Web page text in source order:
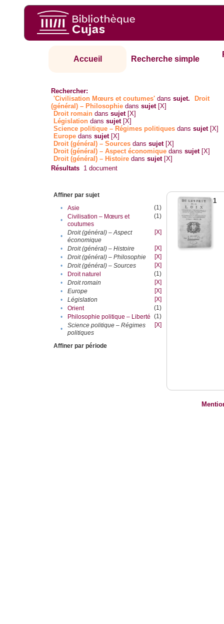
Accueil Recherche simple
Rechercher:
'Civilisation Mœurs et coutumes' danssujet.
Droit
(général) – Philosophie danssujet [X]
Droit romain danssujet [X]
Législation danssujet [X]
Science politique – Régimes politiques danssujet [X]
Europe danssujet [X]
Droit (général) – Sources danssujet [X]
Droit (général) – Aspect économique danssujet [X]
Droit (général) – Histoire danssujet [X]
Résultats 1 document
Affiner par sujet
•
Asie
(1)
•
Civilisation – Mœurs et
coutumes
(1)
•
Droit (général) – Aspect
économique
[X]
• Droit (général) – Histoire
[X]
•
Droit (général) – Philosophie
[X]
•
Droit (général) – Sources
[X]
•
Droit naturel
(1)
•
Droit romain
[X]
•
Europe
[X]
•
Législation
[X]
•
Orient
(1)
•
Philosophie politique – Liberté (1)
•
Science politique – Régimes
politiques
[X]
Affiner par période
1